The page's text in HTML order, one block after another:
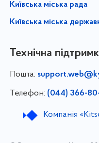
Київська міська рада
Київська міська
Технічна
Пошта:
Телефон: (044) 366-
Компанія